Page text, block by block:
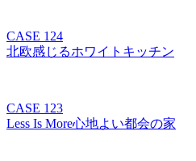
CASE 124
北欧感じるホワイトキッチン
CASE 123
Less Is More心地よい都会の家